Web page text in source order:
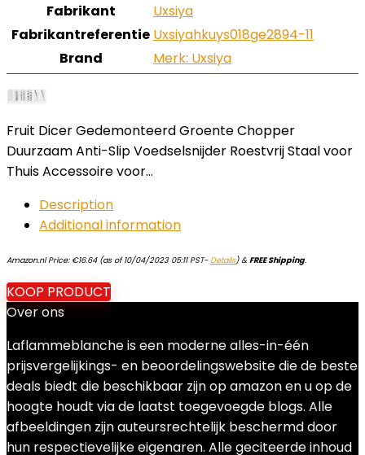
Fabrikant
‎Uxsiya
Fabrikantreferentie ‎Uxsiyahkuys018ge2894-11
Brand
Merk: Uxsiya
Fruit Dicer Gedemonteerd Groente Chopper
Duurzaam Anti-Slip Voedselsnijder Roestvrij Staal voor
Thuis Accessoire voor…
Description
Additional information
Amazon.nl Price: €16.64(as of 10/04/2023 05:11 PST-Details)&FREE Shipping.
KOOP PRODUCT
Over ons
Laflammeblanche is een moderne alles-in-één
prijsvergelijkings- en beoordelingswebsite die de beste
deals biedt die beschikbaar zijn op amazon en u op de
hoogte houdt via de laatst toegevoegde blogs. Alle
afbeeldingen zijn auteursrechtelijk beschermd door
hun respectievelijke eigenaren. Alle geciteerde inhoud